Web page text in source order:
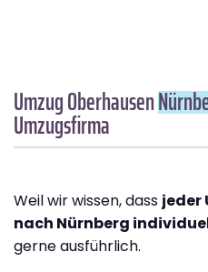
Umzug Oberhausen
Umzugsfirma
Weil wir wissen, dass jeder
nach Nürnberg
gerne ausführlich.